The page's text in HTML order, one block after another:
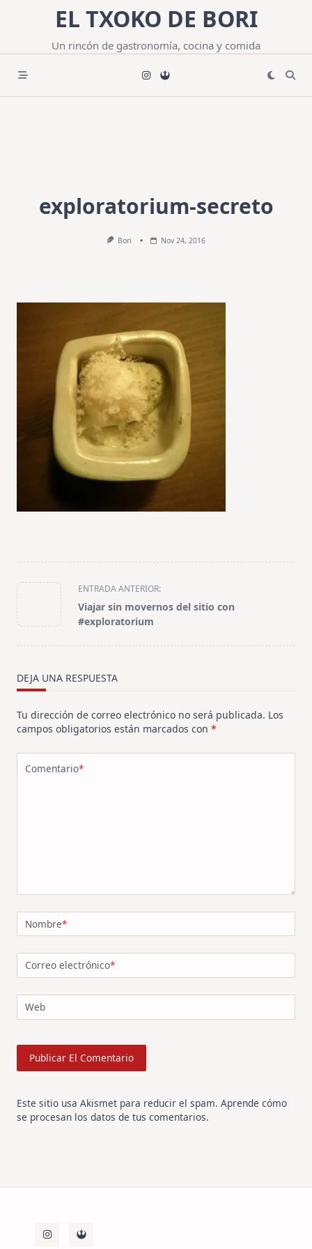
contenido
EL TXOKO DE BORI
Un rincón de gastronomía, cocina y comida
exploratorium-secreto
Bori Nov 24, 2016
<span
class="nav-
subtitle
ENTRADA ANTERIOR:
Viajar sin movernos del sitio con
#exploratorium
DEJA UNA RESPUESTA
Tu dirección de correo electrónico no será publicada. Los
campos obligatorios están marcados con *
Comentario*
Nombre*
Correo electrónico*
Web
Este sitio usa Akismet para reducir el spam. Aprende cómo
se procesan los datos de tus comentarios.